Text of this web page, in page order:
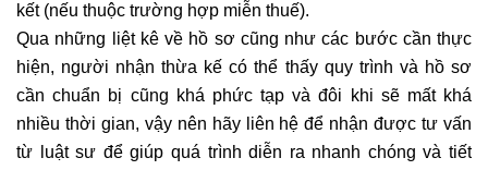
kết (nếu thuộc trường hợp miễn thuế).
Qua những liệt kê về hồ sơ cũng như các bước cần thực
hiện, người nhận thừa kế có thể thấy quy trình và hồ sơ
cần chuẩn bị cũng khá phức tạp và đôi khi sẽ mất khá
nhiều thời gian, vậy nên hãy liên hệ để nhận được tư vấn
từ luật sư để giúp quá trình diễn ra nhanh chóng và tiết